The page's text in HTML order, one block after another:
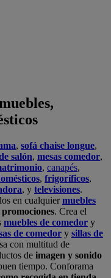
, sofá chaise longue,
salón, mesas comedor,
, canapés,
, frigoríficos,
, y televisiones.
en cualquiermuebles
. Crea el
muebles de comedor y
de comedor y sillas de
con multitud de
de imagen y sonido
tiempo. Conforama